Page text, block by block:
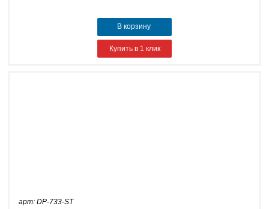
В корзину
Купить в 1 клик
арт: DP-733-ST